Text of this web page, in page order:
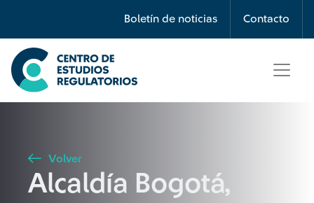
Boletín de noticias Contacto
Búsqueda
Seleccione país
Buscar
Volver
Alcaldía Bogotá,